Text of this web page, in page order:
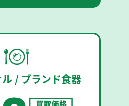
/ ブランド食器